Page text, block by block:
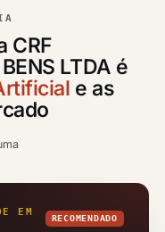
CRF
LTDA é
e as
EM
RECOMENDADO